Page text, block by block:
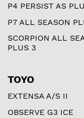
P4 PERSIST AS
P7 ALL SEASON
SCORPION ALL
PLUS 3
TOYO
EXTENSA A/S II
OBSERVE G3 ICE